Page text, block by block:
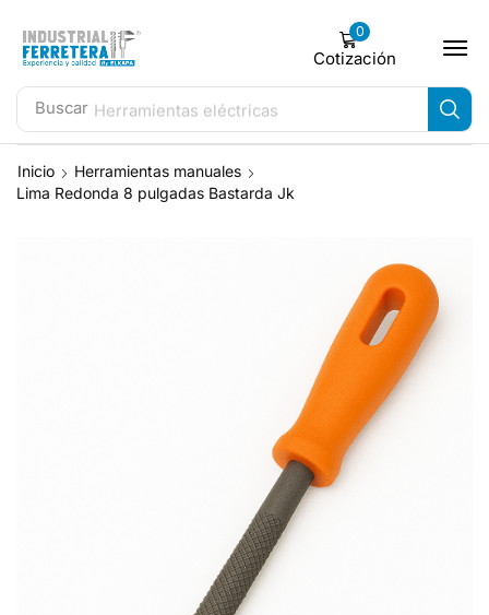
Buscar Herramientas eléctricas
0
Cotización
Inicio
Herramientas manuales
Lima Redonda 8 pulgadas Bastarda Jk